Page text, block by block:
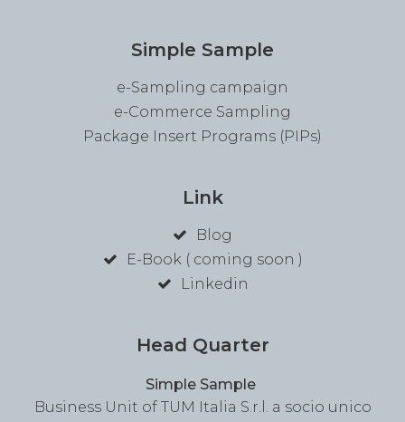
Simple Sample
e-Sampling campaign
e-Commerce Sampling
Package Insert Programs (PIPs)
Link
Blog
E-Book ( coming soon )
Linkedin
Head Quarter
Simple Sample
Business Unit of TUM Italia S.r.l. a socio unico